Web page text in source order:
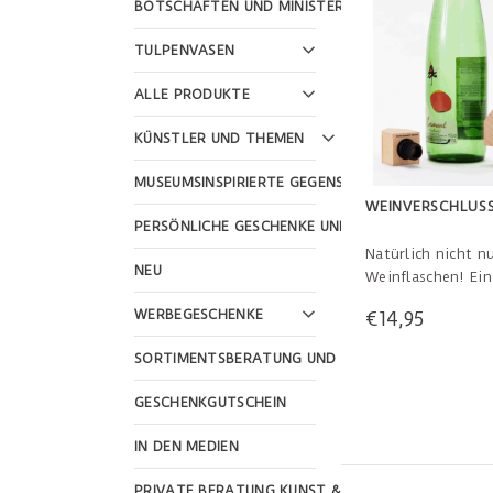
BOTSCHAFTEN UND MINISTERIEN
TULPENVASEN
ALLE PRODUKTE
KÜNSTLER UND THEMEN
MUSEUMSINSPIRIERTE GEGENSTÄNDE
PERSÖNLICHE GESCHENKE UND FEIERTAGE
NEU
WERBEGESCHENKE
SORTIMENTSBERATUNG UND WEBSHOP-
GESCHENKGUTSCHEIN
IN DEN MEDIEN
Natürlich nicht
Weinflaschen!
mit einem roten
€14,95